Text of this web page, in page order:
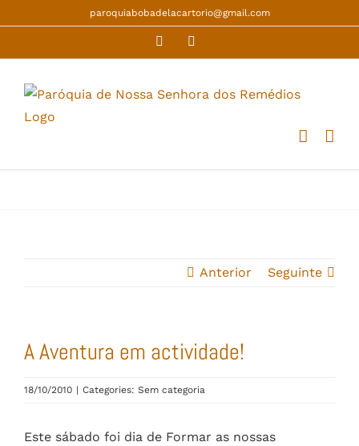
content
paroquiabobadelacartorio@gmail.com
Facebook
Anterior Seguinte
A Aventura em actividade!
18/10/2010 | Categories: Sem categoria
Este sábado foi dia de Formar as nossas